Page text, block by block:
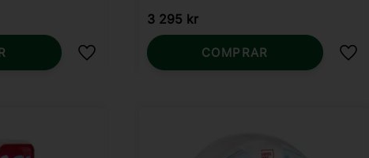
Añadir a favoritos
3 295 kr
COMPRAR